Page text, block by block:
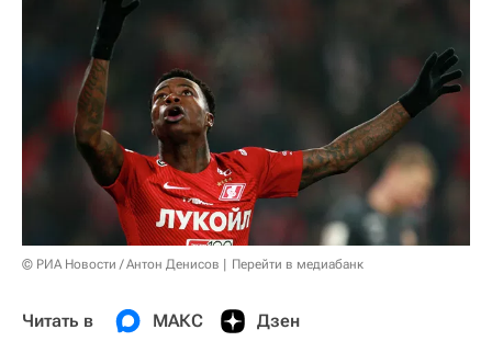
© РИА Новости / Антон Денисов Перейти в медиабанк
Читать в МАКС Дзен